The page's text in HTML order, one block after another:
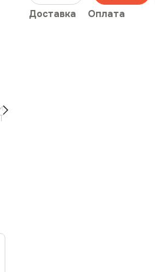
Доставка Оплата